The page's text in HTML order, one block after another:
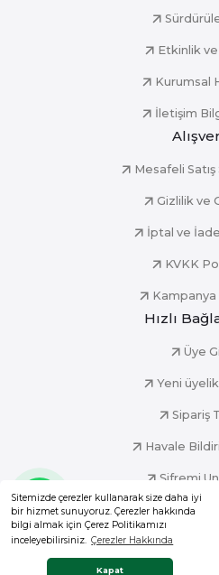
Sitemizde çerezler kullanarak size daha iyi
bir hizmet sunuyoruz. Çerezler hakkında
bilgi almak için Çerez Politikamızı
inceleyebilirsiniz. Çerezler Hakkında
Kapat
Whatsapp Destek
Etkinlik
Kurumsal
İletişim
Mesafeli
Gizlilik ve
İptal ve
KVKK
Kampanya
Hızlı
Üye
Yeni
Sipariş
Havale
Şifremi
© Tüm Hakları Saklıdır. Kredi kartı
ile